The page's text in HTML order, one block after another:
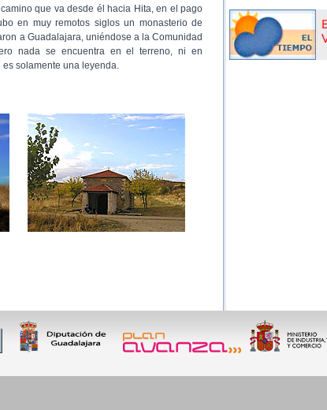
que va desde él hacia Hita, en el pago
en muy remotos siglos un monasterio de
a Guadalajara, uniéndose a la Comunidad
nada se encuentra en el terreno, ni en
solamente una leyenda.